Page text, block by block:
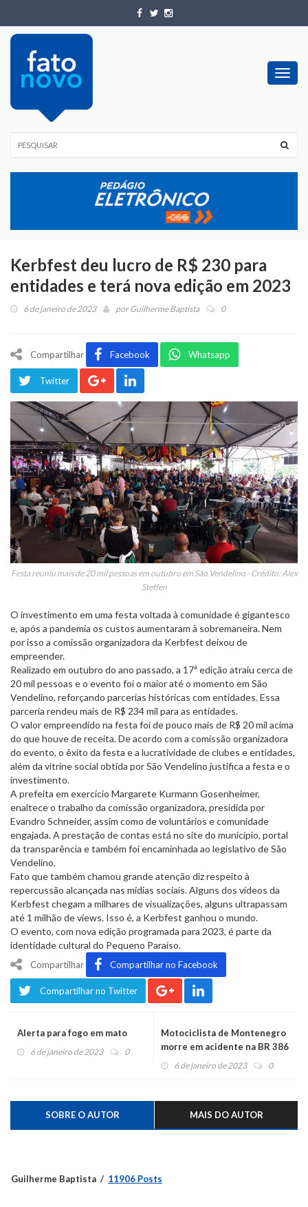
Kerbfest deu lucro de R$ 230 para
entidades e terá nova edição em 2023
6 de janeiro de 2023 porGuilherme Baptista 0
Compartilhar Facebook Whatsapp
Twitter
Festa reuniu mais de 20 mil pessoas em outubro em São Vendelino - Crédito: Alex
Steffen
O investimento em uma festa voltada à comunidade é gigantesco
e, após a pandemia os custos aumentaram à sobremaneira. Nem
por isso a comissão organizadora da Kerbfest deixou de
empreender.
Realizado em outubro do ano passado, a 17ª edição atraiu cerca de
20 mil pessoas e o evento foi o maior até o momento em São
Vendelino, reforçando parcerias históricas com entidades. Essa
parceria rendeu mais de R$ 234 mil para as entidades.
O valor empreendido na festa foi de pouco mais de R$ 20 mil acima
do que houve de receita. De acordo com a comissão organizadora
do evento, o êxito da festa e a lucratividade de clubes e entidades,
além da vitrine social obtida por São Vendelino justifica a festa e o
investimento.
A prefeita em exercício Margarete Kurmann Gosenheimer,
enaltece o trabalho da comissão organizadora, presidida por
Evandro Schneider, assim como de voluntários e comunidade
engajada. A prestação de contas está no site do município, portal
da transparência e também foi encaminhada ao legislativo de São
Vendelino.
Fato que também chamou grande atenção diz respeito à
repercussão alcançada nas mídias sociais. Alguns dos vídeos da
Kerbfest chegam a milhares de visualizações, alguns ultrapassam
até 1 milhão de views. Isso é, a Kerbfest ganhou o mundo.
O evento, com nova edição programada para 2023, é parte da
identidade cultural do Pequeno Paraíso.
Compartilhar Compartilhar no Facebook
Compartilhar no Twitter
Alerta para fogo em mato
6 de janeiro de 2023 0
Motociclista de Montenegro
morre em acidente na BR 386
6 de janeiro de 2023 0
SOBRE O AUTOR MAIS DO AUTOR
Guilherme Baptista 11906 Posts